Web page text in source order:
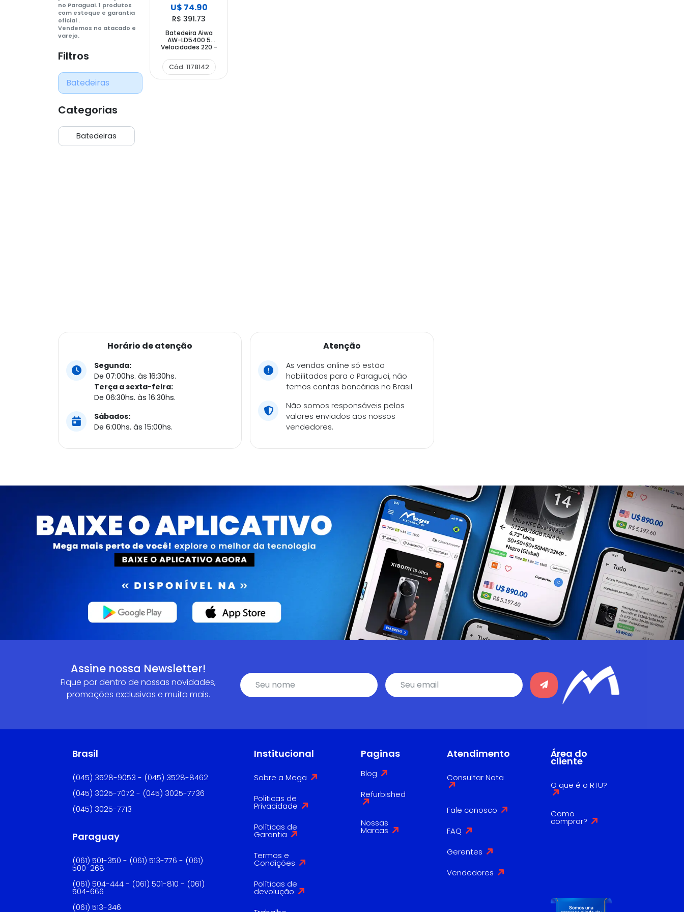
no Paraguai. 1 produtos
com estoque e garantia
oficial .
Vendemos no atacado e
varejo.
Filtros
Batedeiras
Categorias
Batedeiras
U$ 74.90
R$ 391.73
Batedeira Aiwa
AW-LD5400 5
Velocidades 220 -
Branca
Cód. 1178142
Horário de atenção
Segunda:
De 07:00hs. às 16:30hs.
Terça a sexta-feira:
De 06:30hs. às 16:30hs.
Sábados:
De 6:00hs. às 15:00hs.
Atenção
As vendas online só estão
habilitadas para o Paraguai, não
temos contas bancárias no Brasil.
Não somos responsáveis pelos
valores enviados aos nossos
vendedores.
Assine nossa Newsletter!
Fique por dentro de nossas novidades,
promoções exclusivas e muito mais.
Brasil
(045) 3528-9053 - (045) 3528-8462
(045) 3025-7072 - (045) 3025-7736
(045) 3025-7713
Paraguay
(061) 501-350 - (061) 513-776 - (061)
500-268
(061) 504-444 - (061) 501-810 - (061)
504-666
(061) 513-346
Institucional
Sobre a Mega
Politicas de
Privacidade
Políticas de
Garantia
Termos e
Condições
Políticas de
devolução
Paginas
Blog
Refurbished
Nossas
Marcas
Atendimento
Consultar Nota
Fale conosco
FAQ
Gerentes
Vendedores
Área do
cliente
O que é o RTU?
Como
comprar?